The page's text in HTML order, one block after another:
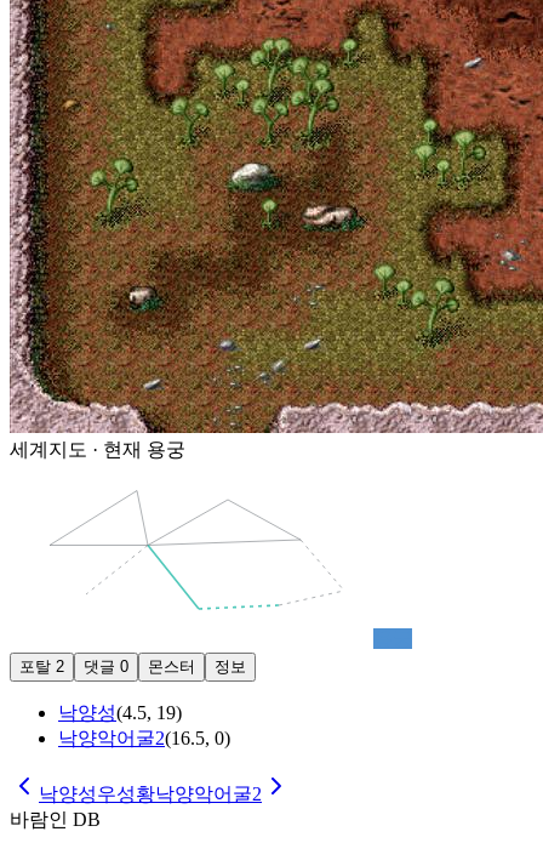
세계지도 · 현재 용궁
포탈 2 댓글 0 몬스터 정보
낙양성(4.5, 19)
낙양악어굴2(16.5, 0)
낙양성우성황낙양악어굴2
바람인 DB